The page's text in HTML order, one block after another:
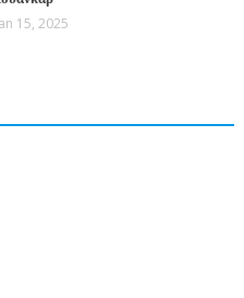
15, 2025